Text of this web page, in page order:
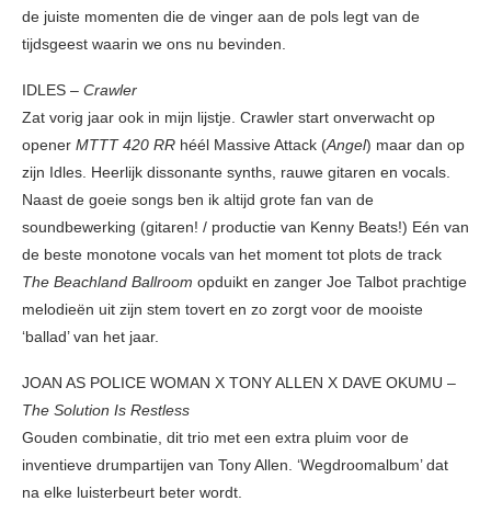
de juiste momenten die de vinger aan de pols legt van de
tijdsgeest waarin we ons nu bevinden.
IDLES – Crawler
Zat vorig jaar ook in mijn lijstje. Crawler start onverwacht op
opener MTTT 420 RR héél Massive Attack (Angel) maar dan op
zijn Idles. Heerlijk dissonante synths, rauwe gitaren en vocals.
Naast de goeie songs ben ik altijd grote fan van de
soundbewerking (gitaren! / productie van Kenny Beats!) Eén van
de beste monotone vocals van het moment tot plots de track
The Beachland Ballroom opduikt en zanger Joe Talbot prachtige
melodieën uit zijn stem tovert en zo zorgt voor de mooiste
‘ballad’ van het jaar.
JOAN AS POLICE WOMAN X TONY ALLEN X DAVE OKUMU –
The Solution Is Restless
Gouden combinatie, dit trio met een extra pluim voor de
inventieve drumpartijen van Tony Allen. ‘Wegdroomalbum’ dat
na elke luisterbeurt beter wordt.